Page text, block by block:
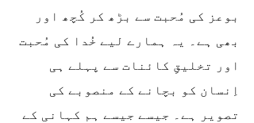
بوعز کی مُحبت سے بڑھ کر کُچھ اور
بھی ہے۔ یہ ہمارے لیے خُدا کی مُحبت
اور تخلیقِ کائنات سے پہلے ہی
اِنسان کو بچانے کے منصوبے کی
تصویر ہے۔ جیسے جیسے ہم کہانی کے